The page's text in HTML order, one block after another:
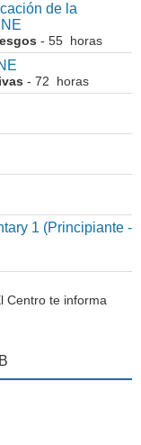
de la
- 55 horas
- 72 horas
1 (Principiante -
Centro te informa